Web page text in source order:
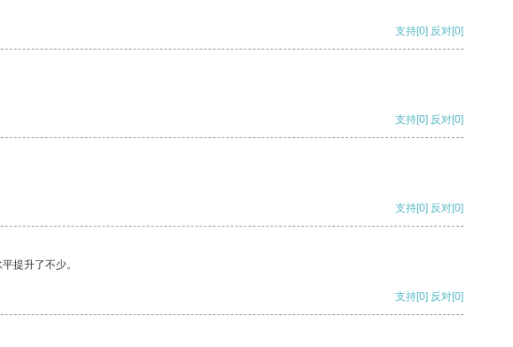
支持[0] 反对[0]
支持[0] 反对[0]
支持[0] 反对[0]
提升了不少。
支持[0] 反对[0]